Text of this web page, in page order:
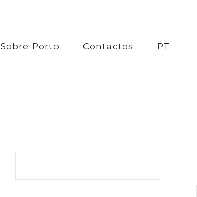
Sobre Porto Contactos
PT
Search